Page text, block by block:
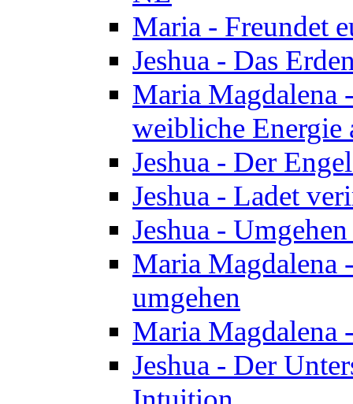
Maria - Freundet
Jeshua - Das
Maria Magdalena
weibliche Energie
Jeshua - Der
Jeshua - Ladet
Jeshua -
Maria Magdalena
umgehen
Maria Magdalena
Jeshua - Der